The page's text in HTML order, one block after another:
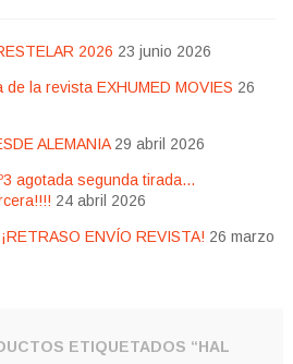
2026 23 junio 2026
la revista EXHUMED MOVIES 26
ALEMANIA 29 abril 2026
agotada segunda tirada…
24 abril 2026
ENVÍO REVISTA! 26 marzo
ETIQUETADOS “HAL